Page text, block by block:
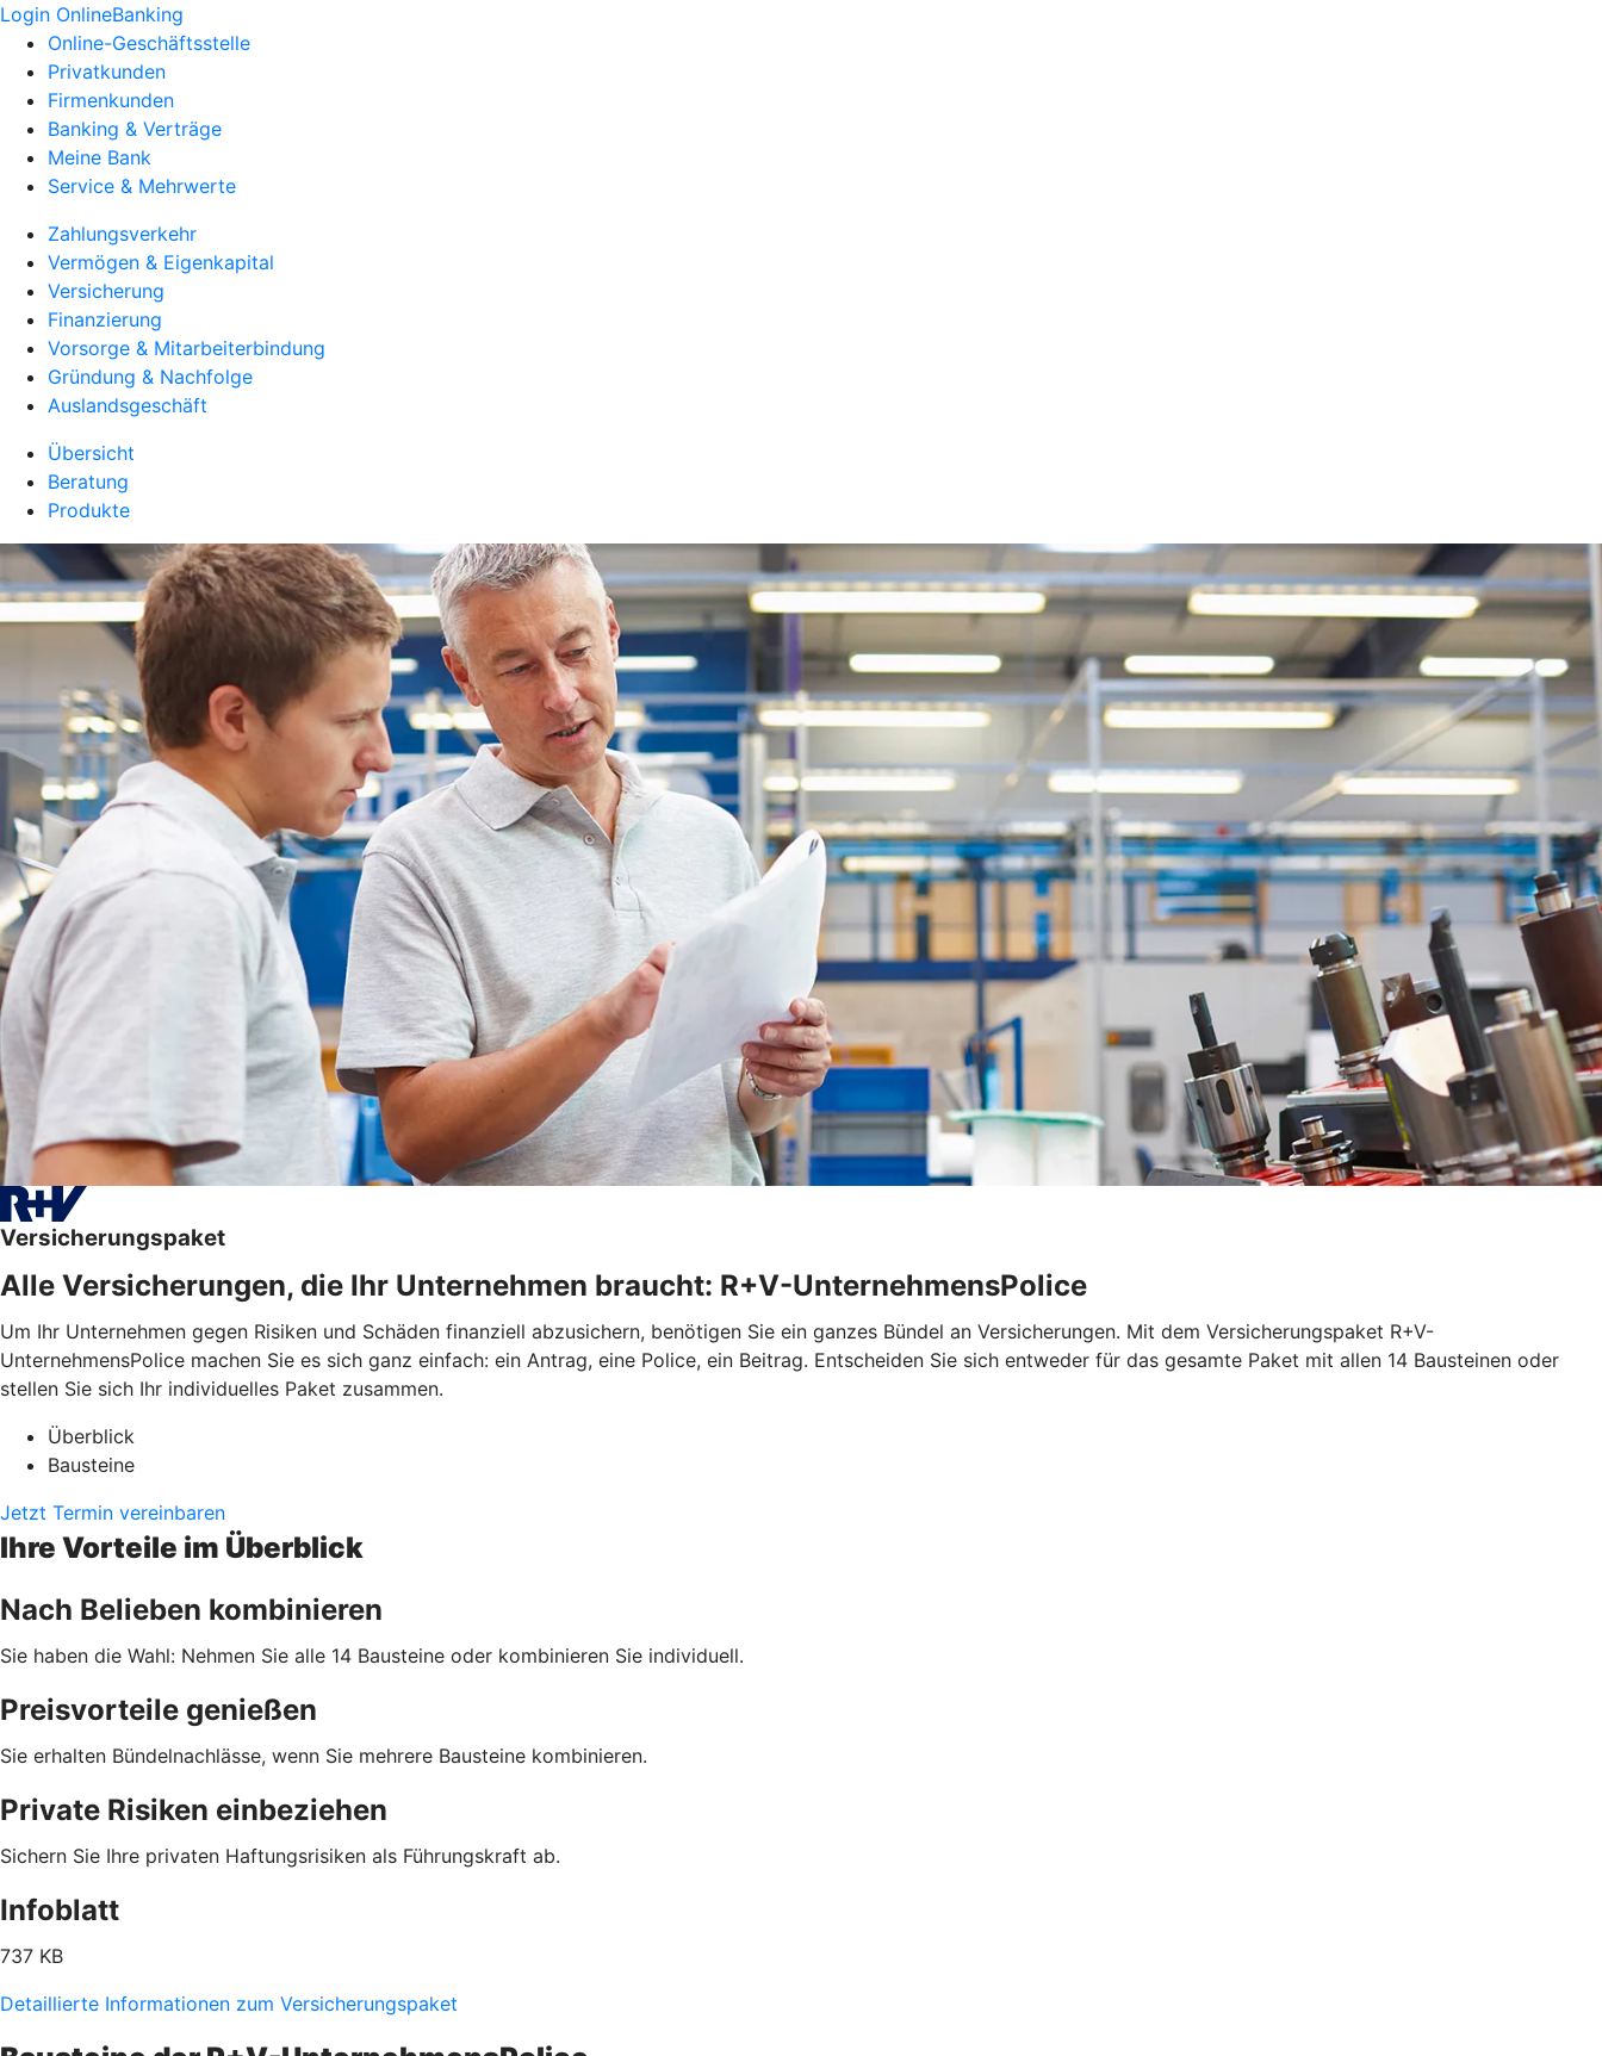
Login OnlineBanking
Online-Geschäftsstelle
Privatkunden
Firmenkunden
Banking & Verträge
Meine Bank
Service & Mehrwerte
Zahlungsverkehr
Vermögen & Eigenkapital
Versicherung
Finanzierung
Vorsorge & Mitarbeiterbindung
Gründung & Nachfolge
Auslandsgeschäft
Übersicht
Beratung
Produkte
Versicherungspaket
Alle Versicherungen, die Ihr Unternehmen braucht: R+V-UnternehmensPolice
Um Ihr Unternehmen gegen Risiken und Schäden finanziell abzusichern, benötigen Sie ein ganzes Bündel an Versicherungen. Mit dem Versicherungspaket R+V-
UnternehmensPolice machen Sie es sich ganz einfach: ein Antrag, eine Police, ein Beitrag. Entscheiden Sie sich entweder für das gesamte Paket mit allen 14 Bausteinen oder
stellen Sie sich Ihr individuelles Paket zusammen.
Überblick
Bausteine
Jetzt Termin vereinbaren
Ihre Vorteile im Überblick
Nach Belieben kombinieren
Sie haben die Wahl: Nehmen Sie alle 14 Bausteine oder kombinieren Sie individuell.
Preisvorteile genießen
Sie erhalten Bündelnachlässe, wenn Sie mehrere Bausteine kombinieren.
Private Risiken einbeziehen
Sichern Sie Ihre privaten Haftungsrisiken als Führungskraft ab.
Infoblatt
737 KB
Detaillierte Informationen zum Versicherungspaket